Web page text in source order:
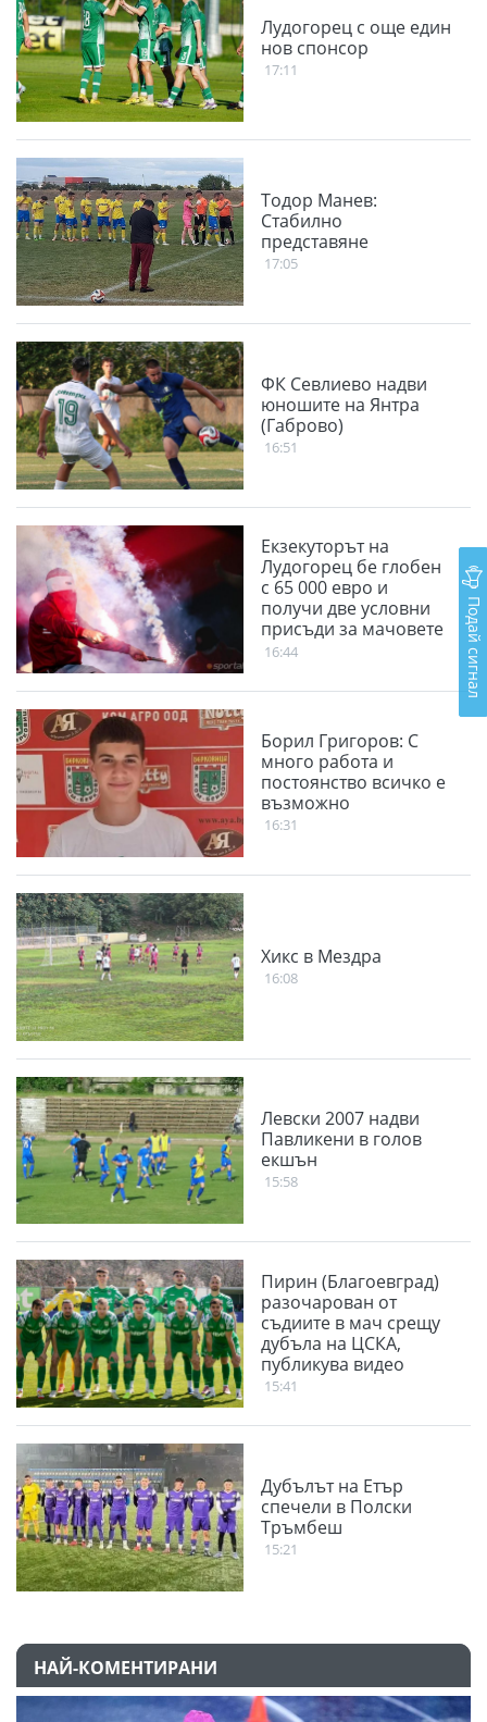
Лудогорец с още един
нов спонсор
17:11
Тодор Манев:
Стабилно
представяне
17:05
ФК Севлиево надви
юношите на Янтра
(Габрово)
16:51
Екзекуторът на
Лудогорец бе глобен
с 65 000 евро и
получи две условни
присъди за мачовете
с "орлите"
16:44
Борил Григоров: С
много работа и
постоянство всичко е
възможно
16:31
Хикс в Мездра
16:08
Левски 2007 надви
Павликени в голов
екшън
15:58
Пирин (Благоевград)
разочарован от
съдиите в мач срещу
дубъла на ЦСКА,
публикува видео
15:41
Дубълът на Етър
спечели в Полски
Тръмбеш
15:21
НАЙ-КОМЕНТИРАНИ
Подай сигнал